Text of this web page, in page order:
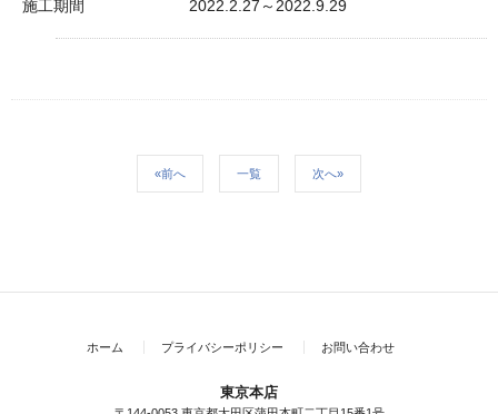
施工期間 2022.2.27～2022.9.29
«前へ 一覧 次へ»
ホーム プライバシーポリシー お問い合わせ
東京本店